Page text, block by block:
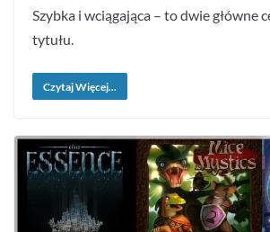
Szybka i wciągająca – to dwie główne
tytułu.
Czytaj Więcej...